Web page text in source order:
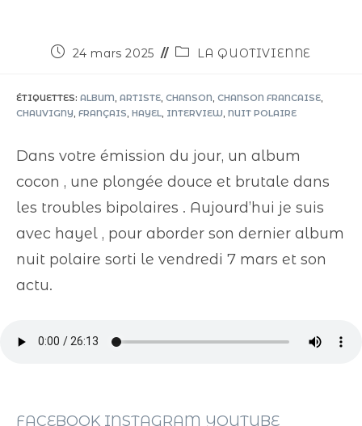
24 mars 2025 LA QUOTIVIENNE
ÉTIQUETTES: ALBUM ARTISTE CHANSON CHANSON FRANCAISE
CHAUVIGNY FRANÇAIS HAYEL INTERVIEW NUIT POLAIRE
Dans votre émission du jour, un album
cocon , une plongée douce et brutale dans
les troubles bipolaires . Aujourd’hui je suis
avec hayel , pour aborder son dernier album
nuit polaire sorti le vendredi 7 mars et son
actu.
FACEBOOK INSTAGRAM YOUTUBE